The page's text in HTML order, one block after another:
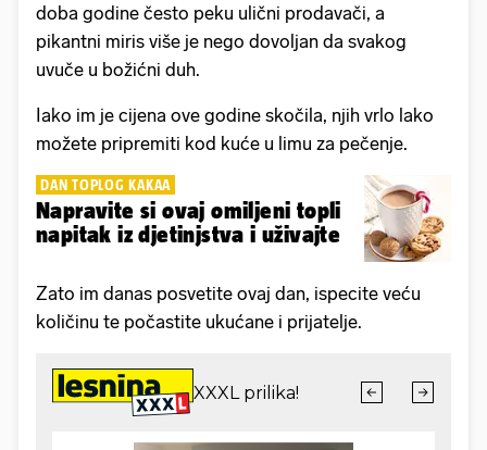
doba godine često peku ulični prodavači, a
pikantni miris više je nego dovoljan da svakog
uvuče u božićni duh.
Iako im je cijena ove godine skočila, njih vrlo lako
možete pripremiti kod kuće u limu za pečenje.
DAN TOPLOG KAKAA
Napravite si ovaj omiljeni topli
napitak iz djetinjstva i uživajte
Zato im danas posvetite ovaj dan, ispecite veću
količinu te počastite ukućane i prijatelje.